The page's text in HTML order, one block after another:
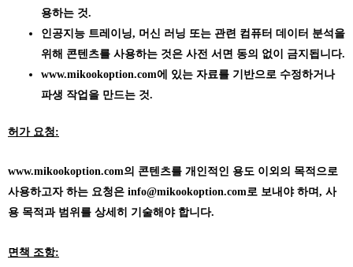
용하는 것.
인공지능 트레이닝, 머신 러닝 또는 관련 컴퓨터 데이터 분석을
위해 콘텐츠를 사용하는 것은 사전 서면 동의 없이 금지됩니다.
www.mikookoption.com에
있는 자료를 기반으로 수정하거나
파생 작업을 만드는 것.
허가 요청:
www.mikookoption.com의 콘텐츠를 개인적인 용도 이외의 목적으로
사용하고자 하는 요청은 info@mikookoption.com로 보내야 하며, 사
용 목적과 범위를 상세히 기술해야 합니다.
면책 조항: